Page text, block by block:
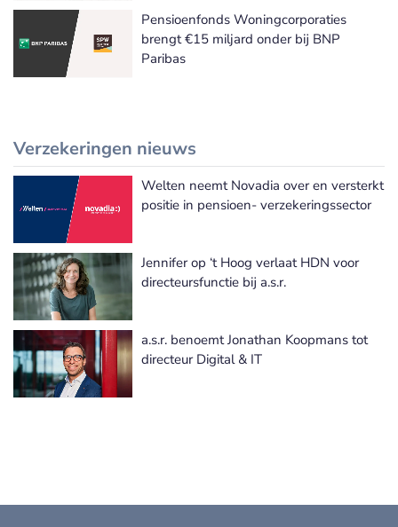
Pensioenfonds Woningcorporaties
brengt €15 miljard onder bij BNP
Paribas
Verzekeringen nieuws
Meer Verzekeringen nieuws
Welten neemt Novadia over en versterkt
positie in pensioen- verzekeringssector
Jennifer op ‘t Hoog verlaat HDN voor
directeursfunctie bij a.s.r.
a.s.r. benoemt Jonathan Koopmans tot
directeur Digital & IT